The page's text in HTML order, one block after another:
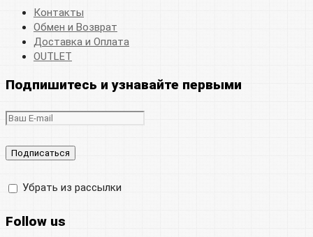
Контакты
Обмен и Возврат
Доставка и Оплата
OUTLET
Подпишитесь и узнавайте первыми
Убрать из рассылки
Follow us